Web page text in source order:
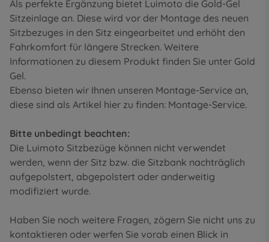
Als perfekte Ergänzung bietet Luimoto die Gold-Gel
Sitzeinlage an. Diese wird vor der Montage des neuen
Sitzbezuges in den Sitz eingearbeitet und erhöht den
Fahrkomfort für längere Strecken. Weitere
Informationen zu diesem Produkt finden Sie unter Gold
Gel.
Ebenso bieten wir Ihnen unseren Montage-Service an,
diese sind als Artikel hier zu finden: Montage-Service.
Bitte unbedingt beachten:
Die Luimoto Sitzbezüge können nicht verwendet
werden, wenn der Sitz bzw. die Sitzbank nachträglich
aufgepolstert, abgepolstert oder anderweitig
modifiziert wurde.
Haben Sie noch weitere Fragen, zögern Sie nicht uns zu
kontaktieren oder werfen Sie vorab einen Blick in